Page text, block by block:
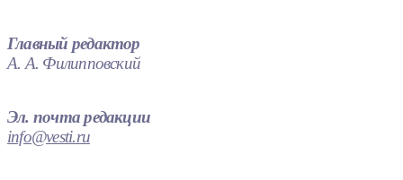
Главный редактор
А. А. Филипповский
Эл. почта редакции
info@vesti.ru